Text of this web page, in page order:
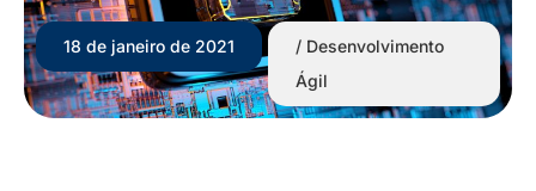
18 de janeiro de 2021 / Desenvolvimento
Ágil